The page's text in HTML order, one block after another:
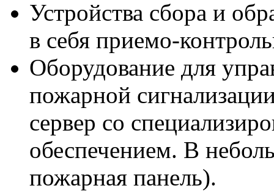
Устройства сбора и
в себя приемо-
Оборудование для
пожарной
сервер со
обеспечением. В
пожарная панель).